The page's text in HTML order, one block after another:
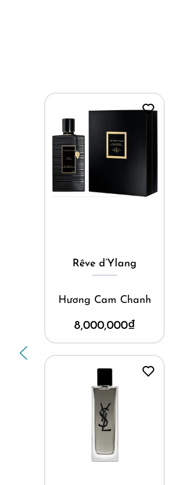
Rêve d’Ylang
Hương Cam Chanh
8,000,000₫